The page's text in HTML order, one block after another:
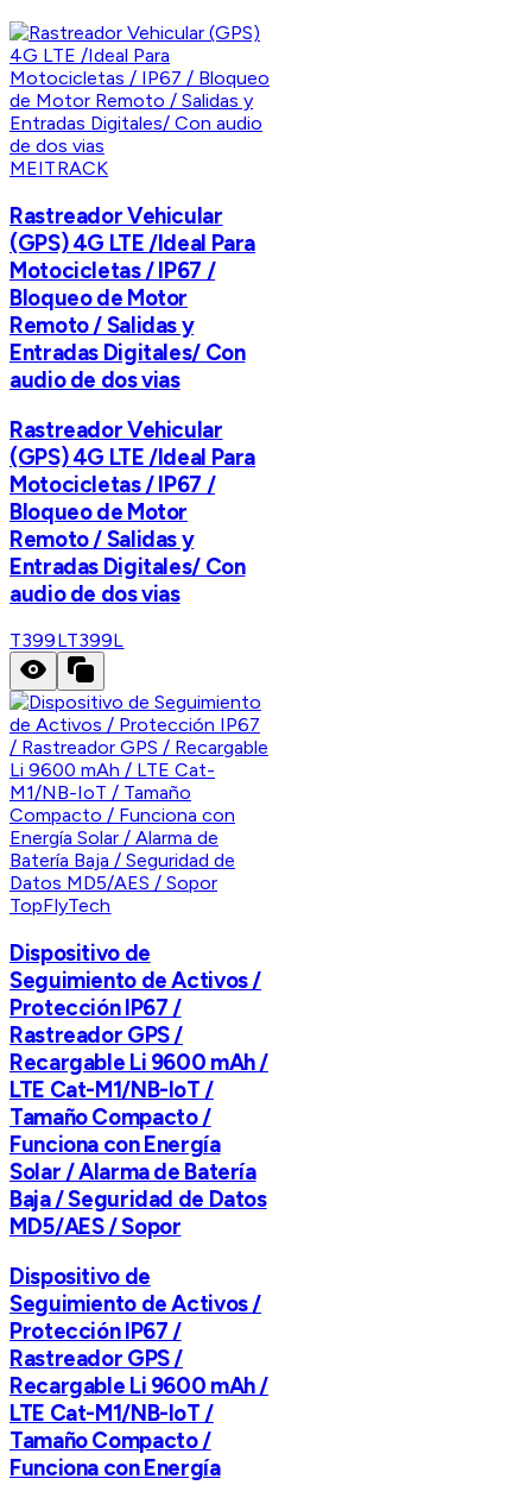
MEITRACK
Rastreador Vehicular
(GPS) 4G LTE /Ideal Para
Motocicletas / IP67 /
Bloqueo de Motor
Remoto / Salidas y
Entradas Digitales/ Con
audio de dos vias
Rastreador Vehicular
(GPS) 4G LTE /Ideal Para
Motocicletas / IP67 /
Bloqueo de Motor
Remoto / Salidas y
Entradas Digitales/ Con
audio de dos vias
T399LT399L
TopFlyTech
Dispositivo de
Seguimiento de Activos /
Protección IP67 /
Rastreador GPS /
Recargable Li 9600 mAh /
LTE Cat-M1/NB-IoT /
Tamaño Compacto /
Funciona con Energía
Solar / Alarma de Batería
Baja / Seguridad de Datos
MD5/AES / Sopor
Dispositivo de
Seguimiento de Activos /
Protección IP67 /
Rastreador GPS /
Recargable Li 9600 mAh /
LTE Cat-M1/NB-IoT /
Tamaño Compacto /
Funciona con Energía